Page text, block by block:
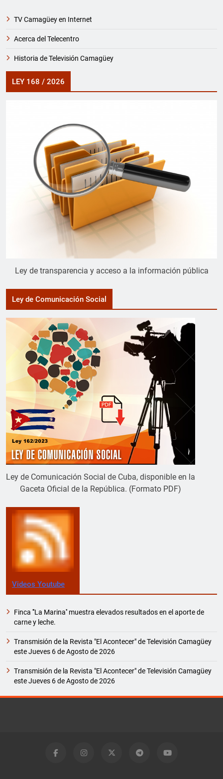
TV Camagüey en Internet
Acerca del Telecentro
Historia de Televisión Camagüey
LEY 168 / 2026
Ley de transparencia y acceso a la información pública
Ley de Comunicación Social
Ley de Comunicación Social de Cuba, disponible en la
Gaceta Oficial de la República. (Formato PDF)
Videos Youtube
Finca '''La Marina'' muestra elevados resultados en el aporte de
carne y leche.
Transmisión de la Revista "El Acontecer" de Televisión Camagüey
este Jueves 6 de Agosto de 2026
Transmisión de la Revista "El Acontecer" de Televisión Camagüey
este Jueves 6 de Agosto de 2026